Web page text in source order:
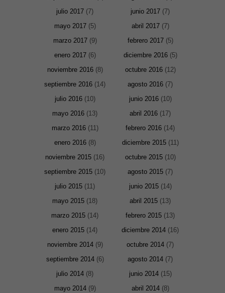
julio 2017 (7) junio 2017 (7)
mayo 2017(5) abril 2017(7)
marzo 2017(9) febrero 2017(5)
enero 2017(6) diciembre 2016(5)
noviembre 2016(8) octubre 2016(12)
septiembre 2016 (14) agosto 2016 (7)
julio 2016(10) junio 2016(10)
mayo 2016 (13) abril 2016 (17)
marzo 2016(11) febrero 2016 (14)
enero 2016(8) diciembre 2015(11)
noviembre 2015 (16) octubre 2015(10)
septiembre 2015 (10) agosto 2015 (7)
julio 2015 (11) junio 2015(14)
mayo 2015 (18) abril 2015 (13)
marzo 2015 (14) febrero 2015 (13)
enero 2015 (14) diciembre 2014 (16)
noviembre 2014(9) octubre 2014 (7)
septiembre 2014(6) agosto 2014 (7)
julio 2014 (8) junio 2014(15)
mayo 2014(9) abril 2014(8)
para que
web. Para
podamos
funcionalidad
de la web, en
se usa la
Experiencia
nuestra web
mejor posible
visita. Si
cookies,
funcionalidades
de la web.
Marketing
Al compartir tus
intereses y
comportamiento
mientras visitas
nuestro sitio,